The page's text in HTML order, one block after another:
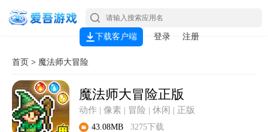
下载客户端 登录 注册
首页 > 魔法师大冒险
魔法师大冒险正版
动作 | 像素 | 冒险 | 休闲 | 正版
43.08MB 3275下载